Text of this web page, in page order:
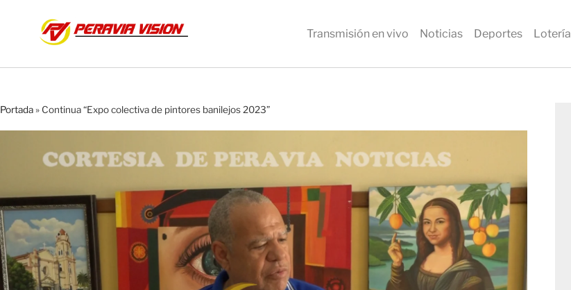
Transmisión en vivo Noticias Deportes Lotería
Portada» Continua “Expo colectiva de pintores banilejos 2023”